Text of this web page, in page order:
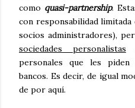
como quasi-partnership.
con responsabilidad
socios administradores),
sociedades personalistas
personales que les
bancos. Es decir, de igual
de por aquí.